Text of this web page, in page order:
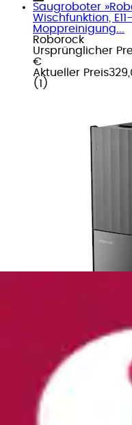
Saugroboter
Wischfunktion,
Moppreinigung...
Roborock
Ursprünglicher
€
Aktueller Preis
( 1 )